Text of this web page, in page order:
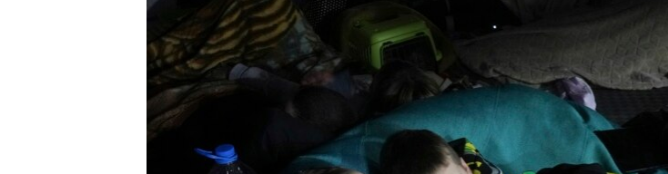
TRI DECENIJE OD RATA U BIH
NASTANAK I RASPAD JUGOSLAVIJE